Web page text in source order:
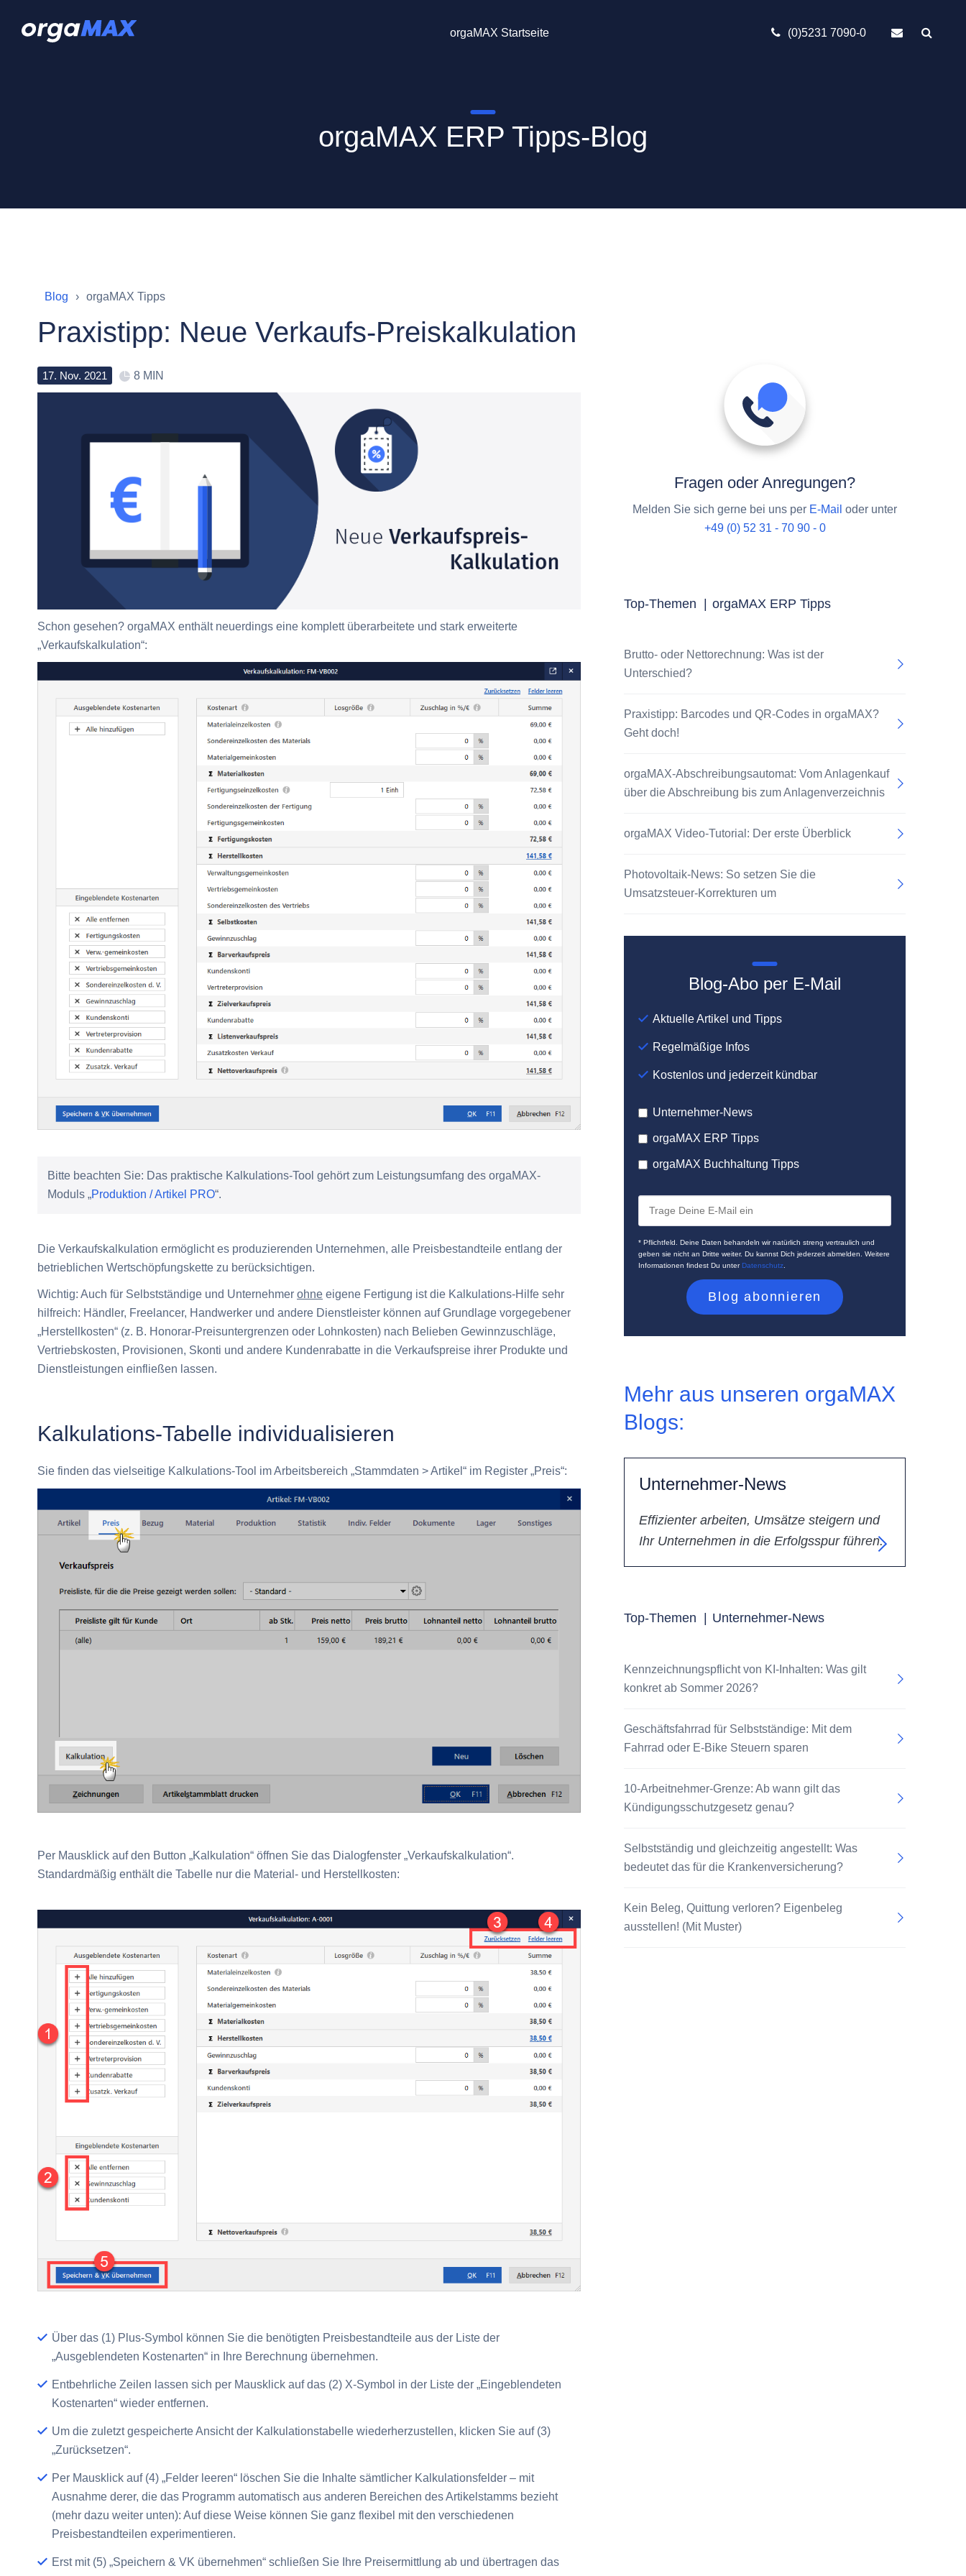
orgaMAX Startseite (0)5231 7090-0
orgaMAX ERP Tipps-Blog
Blog orgaMAX Tipps
Praxistipp: Neue Verkaufs-Preiskalkulation
17. Nov. 2021 8 MIN
Schon gesehen? orgaMAX enthält neuerdings eine komplett überarbeitete und stark erweiterte
„Verkaufskalkulation“:
Bitte beachten Sie: Das praktische Kalkulations-Tool gehört zum Leistungsumfang des orgaMAX-
Moduls „Produktion / Artikel PRO“.
Die Verkaufskalkulation ermöglicht es produzierenden Unternehmen, alle Preisbestandteile entlang der
betrieblichen Wertschöpfungskette zu berücksichtigen.
Wichtig: Auch für Selbstständige und Unternehmer ohne eigene Fertigung ist die Kalkulations-Hilfe sehr
hilfreich: Händler, Freelancer, Handwerker und andere Dienstleister können auf Grundlage vorgegebener
„Herstellkosten“ (z. B. Honorar-Preisuntergrenzen oder Lohnkosten) nach Belieben Gewinnzuschläge,
Vertriebskosten, Provisionen, Skonti und andere Kundenrabatte in die Verkaufspreise ihrer Produkte und
Dienstleistungen einfließen lassen.
Kalkulations-Tabelle individualisieren
Sie finden das vielseitige Kalkulations-Tool im Arbeitsbereich „Stammdaten > Artikel“ im Register „Preis“:
Per Mausklick auf den Button „Kalkulation“ öffnen Sie das Dialogfenster „Verkaufskalkulation“.
Standardmäßig enthält die Tabelle nur die Material- und Herstellkosten:
Über das (1) Plus-Symbol können Sie die benötigten Preisbestandteile aus der Liste der
„Ausgeblendeten Kostenarten“ in Ihre Berechnung übernehmen.
Entbehrliche Zeilen lassen sich per Mausklick auf das (2) X-Symbol in der Liste der „Eingeblendeten
Kostenarten“ wieder entfernen.
Um die zuletzt gespeicherte Ansicht der Kalkulationstabelle wiederherzustellen, klicken Sie auf (3)
„Zurücksetzen“.
Per Mausklick auf (4) „Felder leeren“ löschen Sie die Inhalte sämtlicher Kalkulationsfelder – mit
Ausnahme derer, die das Programm automatisch aus anderen Bereichen des Artikelstamms bezieht
(mehr dazu weiter unten): Auf diese Weise können Sie ganz flexibel mit den verschiedenen
Preisbestandteilen experimentieren.
Erst mit (5) „Speichern & VK übernehmen“ schließen Sie Ihre Preisermittlung ab und übertragen das
Fragen oder Anregungen?
Melden Sie sich gerne bei uns per E-Mail oder unter
+49 (0) 52 31 - 70 90 - 0
Top-Themen | orgaMAX ERP Tipps
Brutto- oder Nettorechnung: Was ist der
Unterschied?
Praxistipp: Barcodes und QR-Codes in orgaMAX?
Geht doch!
orgaMAX-Abschreibungsautomat: Vom Anlagenkauf
über die Abschreibung bis zum Anlagenverzeichnis
orgaMAX Video-Tutorial: Der erste Überblick
Photovoltaik-News: So setzen Sie die
Umsatzsteuer-Korrekturen um
Blog-Abo per E-Mail
Aktuelle Artikel und Tipps
Regelmäßige Infos
Kostenlos und jederzeit kündbar
Unternehmer-News
orgaMAX ERP Tipps
orgaMAX Buchhaltung Tipps
* Pflichtfeld. Deine Daten behandeln wir natürlich streng vertraulich und
geben sie nicht an Dritte weiter. Du kannst Dich jederzeit abmelden. Weitere
Informationen findest Du unterDatenschutz
Mehr aus unseren orgaMAX
Blogs:
Unternehmer-News
Effizienter arbeiten, Umsätze steigern und
Ihr Unternehmen in die Erfolgsspur führen.
Top-Themen Unternehmer-News
Kennzeichnungspflicht von KI-Inhalten: Was gilt
konkret ab Sommer 2026?
Geschäftsfahrrad für Selbstständige: Mit dem
Fahrrad oder E-Bike Steuern sparen
10-Arbeitnehmer-Grenze: Ab wann gilt das
Kündigungsschutzgesetz genau?
Selbstständig und gleichzeitig angestellt: Was
bedeutet das für die Krankenversicherung?
Kein Beleg, Quittung verloren? Eigenbeleg
ausstellen! (Mit Muster)